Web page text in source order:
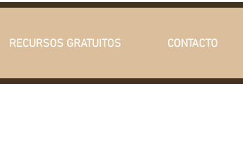
RECURSOS GRATUITOS CONTACTO